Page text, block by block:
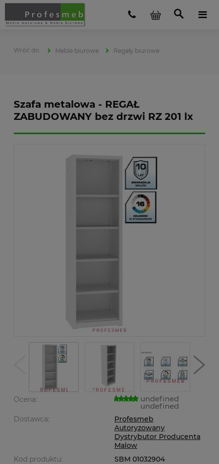
Meble biurowe Regały biurowe
Szafa metalowa - REGAŁ
ZABUDOWANY bez drzwi RZ 201 lx
Ocena: undefined
undefined
Dostawca:
Profesmeb
Autoryzowany
Dystrybutor Producenta
Malow
Kod produktu:
SBM 01032904